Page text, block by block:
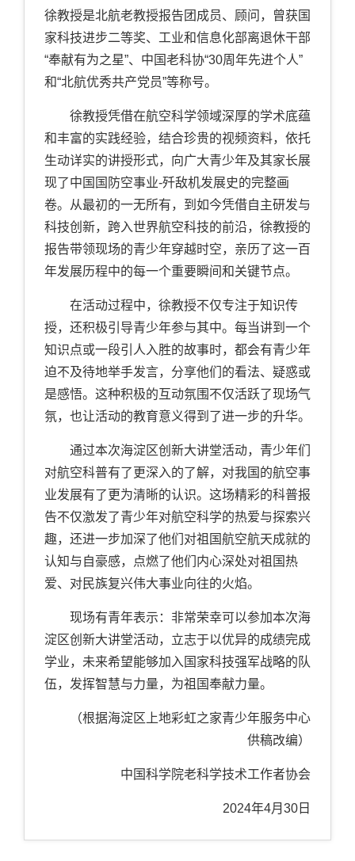
徐教授是北航老教授报告团成员、顾问，曾获国
家科技进步二等奖、工业和信息化部离退休干部
“奉献有为之星”、中国老科协“30周年先进个人”
和“北航优秀共产党员”等称号。
徐教授凭借在航空科学领域深厚的学术底蕴
和丰富的实践经验，结合珍贵的视频资料，依托
生动详实的讲授形式，向广大青少年及其家长展
现了中国国防空事业-歼敌机发展史的完整画
卷。从最初的一无所有，到如今凭借自主研发与
科技创新，跨入世界航空科技的前沿，徐教授的
报告带领现场的青少年穿越时空，亲历了这一百
年发展历程中的每一个重要瞬间和关键节点。
在活动过程中，徐教授不仅专注于知识传
授，还积极引导青少年参与其中。每当讲到一个
知识点或一段引人入胜的故事时，都会有青少年
迫不及待地举手发言，分享他们的看法、疑惑或
是感悟。这种积极的互动氛围不仅活跃了现场气
氛，也让活动的教育意义得到了进一步的升华。
通过本次海淀区创新大讲堂活动，青少年们
对航空科普有了更深入的了解，对我国的航空事
业发展有了更为清晰的认识。这场精彩的科普报
告不仅激发了青少年对航空科学的热爱与探索兴
趣，还进一步加深了他们对祖国航空航天成就的
认知与自豪感，点燃了他们内心深处对祖国热
爱、对民族复兴伟大事业向往的火焰。
现场有青年表示：非常荣幸可以参加本次海
淀区创新大讲堂活动，立志于以优异的成绩完成
学业，未来希望能够加入国家科技强军战略的队
伍，发挥智慧与力量，为祖国奉献力量。
（根据海淀区上地彩虹之家青少年服务中心
供稿改编）
中国科学院老科学技术工作者协会
2024年4月 30 日